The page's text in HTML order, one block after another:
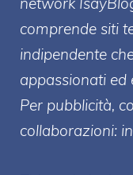
comprende siti
indipendente
appassionati ed
Per pubblicità,
collaborazioni: